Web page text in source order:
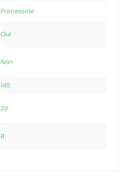
Porcelaine
Oui
Non
145
24
B